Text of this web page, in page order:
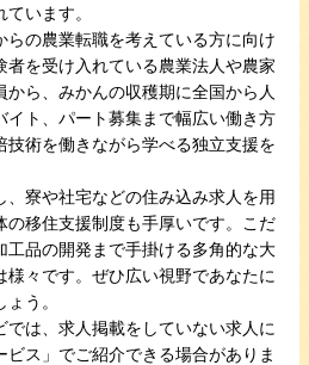
います。
らの農業転職を考えている方に向け
者を受け入れている農業法人や農家
ら、みかんの収穫期に全国から人
イト、パート募集まで幅広い働き方
技術を働きながら学べる独立支援を
、寮や社宅などの住み込み求人を用
の移住支援制度も手厚いです。こだ
工品の開発まで手掛ける多角的な大
々です。ぜひ広い視野であなたに
う。
では、求人掲載をしていない求人に
ス」でご紹介できる場合がありま